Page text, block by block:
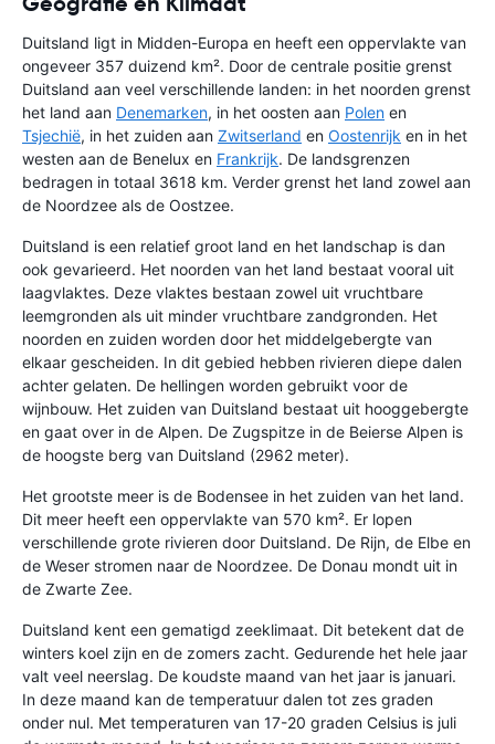
Duitsland ligt in Midden-Europa en heeft een oppervlakte van
ongeveer 357 duizend km². Door de centrale positie grenst
Duitsland aan veel verschillende landen: in het noorden grenst
het land aan Denemarken, in het oosten aan Polen en
Tsjechië, in het zuiden aan Zwitserland en Oostenrijk en in het
westen aan de Benelux en Frankrijk. De landsgrenzen
bedragen in totaal 3618 km. Verder grenst het land zowel aan
de Noordzee als de Oostzee.
Duitsland is een relatief groot land en het landschap is dan
ook gevarieerd. Het noorden van het land bestaat vooral uit
laagvlaktes. Deze vlaktes bestaan zowel uit vruchtbare
leemgronden als uit minder vruchtbare zandgronden. Het
noorden en zuiden worden door het middelgebergte van
elkaar gescheiden. In dit gebied hebben rivieren diepe dalen
achter gelaten. De hellingen worden gebruikt voor de
wijnbouw. Het zuiden van Duitsland bestaat uit hooggebergte
en gaat over in de Alpen. De Zugspitze in de Beierse Alpen is
de hoogste berg van Duitsland (2962 meter).
Het grootste meer is de Bodensee in het zuiden van het land.
Dit meer heeft een oppervlakte van 570 km². Er lopen
verschillende grote rivieren door Duitsland. De Rijn, de Elbe en
de Weser stromen naar de Noordzee. De Donau mondt uit in
de Zwarte Zee.
Duitsland kent een gematigd zeeklimaat. Dit betekent dat de
winters koel zijn en de zomers zacht. Gedurende het hele jaar
valt veel neerslag. De koudste maand van het jaar is januari.
In deze maand kan de temperatuur dalen tot zes graden
onder nul. Met temperaturen van 17-20 graden Celsius is juli